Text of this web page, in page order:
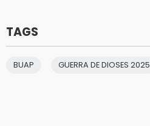
TAGS
BUAP GUERRA DE DIOSES 2025